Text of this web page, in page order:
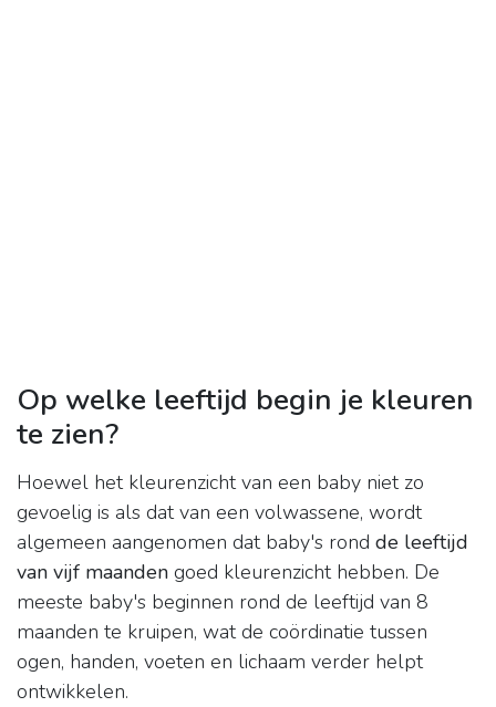
Op welke leeftijd begin je kleuren
te zien?
Hoewel het kleurenzicht van een baby niet zo
gevoelig is als dat van een volwassene, wordt
algemeen aangenomen dat baby's rond de leeftijd
van vijf maanden goed kleurenzicht hebben. De
meeste baby's beginnen rond de leeftijd van 8
maanden te kruipen, wat de coördinatie tussen
ogen, handen, voeten en lichaam verder helpt
ontwikkelen.